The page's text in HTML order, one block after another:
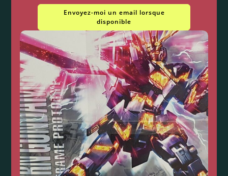
Envoyez-moi un email lorsque
disponible